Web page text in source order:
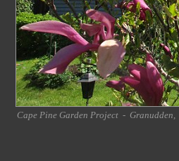
Cape Pine Garden Project - Granudden,